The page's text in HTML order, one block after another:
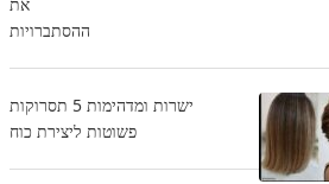
ההסתברויות
ישרות ומדהימות 5 תסרוקות
פשוטות ליצירת כוח